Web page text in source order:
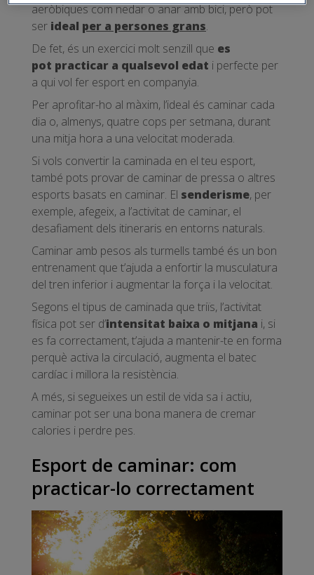
aeròbiques com nedar o anar amb bici, però pot
ser ideal per a persones grans.
De fet, és un exercici molt senzill que es
pot practicar a qualsevol edat i perfecte per
a qui vol fer esport en companyia.
Per aprofitar-ho al màxim, l’ideal és caminar cada
dia o, almenys, quatre cops per setmana, durant
una mitja hora a una velocitat moderada.
Si vols convertir la caminada en el teu esport,
també pots provar de caminar de pressa o altres
esports basats en caminar. El senderisme, per
exemple, afegeix, a l’activitat de caminar, el
desafiament dels itineraris en entorns naturals.
Caminar amb pesos als turmells també és un bon
entrenament que t’ajuda a enfortir la musculatura
del tren inferior i augmentar la força i la velocitat.
Segons el tipus de caminada que triïs, l’activitat
física pot ser d’intensitat baixa o mitjana i, si
es fa correctament, t’ajuda a mantenir-te en forma
perquè activa la circulació, augmenta el batec
cardíac i millora la resistència.
A més, si segueixes un estil de vida sa i actiu,
caminar pot ser una bona manera de cremar
calories i perdre pes.
Esport de caminar: com
practicar-lo correctament